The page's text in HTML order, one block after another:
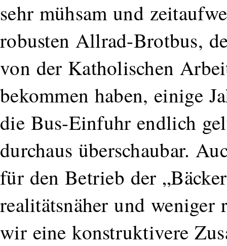
sehr mühsam und
robusten Allrad-Brotbus,
von der Katholischen
bekommen haben, einige
die Bus-Einfuhr endlich
durchaus überschaubar.
für den Betrieb der
realitätsnäher und
wir eine konstruktivere